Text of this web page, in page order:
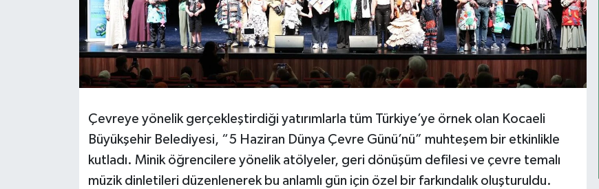
Çevreye yönelik gerçekleştirdiği yatırımlarla tüm Türkiye’ye örnek olan Kocaeli
Büyükşehir Belediyesi, “5 Haziran Dünya Çevre Günü’nü” muhteşem bir etkinlikle
kutladı. Minik öğrencilere yönelik atölyeler, geri dönüşüm defilesi ve çevre temalı
müzik dinletileri düzenlenerek bu anlamlı gün için özel bir farkındalık oluşturuldu.